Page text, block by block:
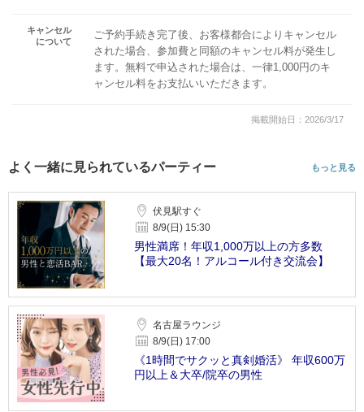
キャンセル
について
ご予約手続き完了後、お客様都合によりキャンセル
された場合、参加費と同額のキャンセル料が発生し
ます。無料で申込された場合は、一律1,000円のキ
ャンセル料をお支払いいただきます。
掲載開始日：2026/3/17
よく一緒に見られているパーティー もっと見る
伏見駅すぐ
8/9(日) 15:30
男性満席！年収1,000万以上の方多数
【最大20名！アルコール付き交流会】
名古屋ラウンジ
8/9(日) 17:00
《1時間でサクッと真剣婚活》 年収600万
円以上＆大卒/院卒の男性